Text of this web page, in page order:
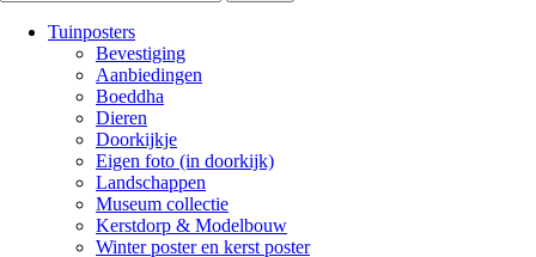
Tuinposters
Bevestiging
Aanbiedingen
Boeddha
Dieren
Doorkijkje
Eigen foto (in doorkijk)
Landschappen
Museum collectie
Kerstdorp & Modelbouw
Winter poster en kerst poster